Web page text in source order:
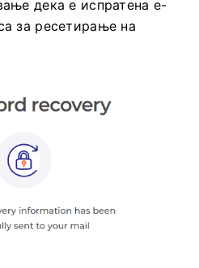
дека е испратена е-
за ресетирање на